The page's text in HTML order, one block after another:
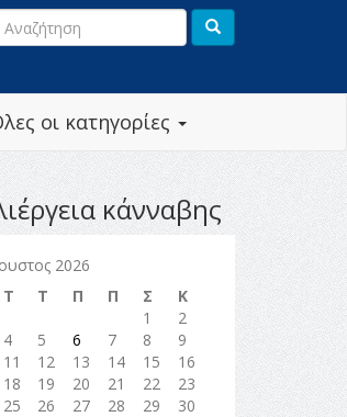
οι κατηγορίες
κάνναβης
2026
Τ Τ Π Π Σ
Κ
1
2
4 5 6 7 8
9
11 12 13 14 15
16
18 19 20 21 22
23
25 26 27 28 29
30